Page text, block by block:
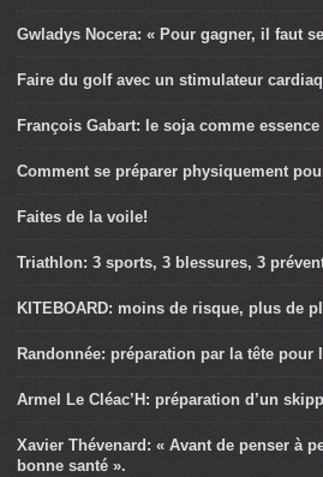
Gwladys Nocera: « Pour gagner, il faut
Faire du golf avec un stimulateur
François Gabart: le soja comme essence
Comment se préparer physiquement
Faites de la voile!
Triathlon: 3 sports, 3 blessures, 3
KITEBOARD: moins de risque, plus de
Randonnée: préparation par la tête pour
Armel Le Cléac’H: préparation d’un
Xavier Thévenard: « Avant de penser à
bonne santé ».